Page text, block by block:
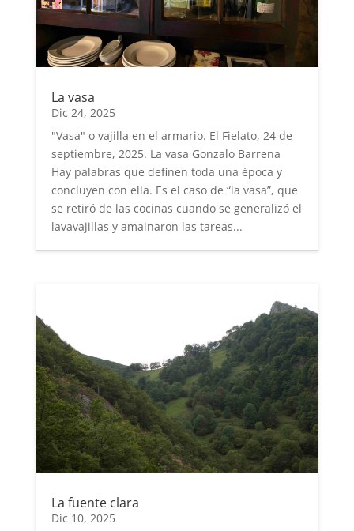
La vasa
Dic 24, 2025
"Vasa" o vajilla en el armario. El Fielato, 24 de
septiembre, 2025. La vasa Gonzalo Barrena
Hay palabras que definen toda una época y
concluyen con ella. Es el caso de “la vasa”, que
se retiró de las cocinas cuando se generalizó el
lavavajillas y amainaron las tareas...
La fuente clara
Dic 10, 2025